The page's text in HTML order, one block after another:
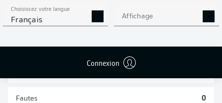
Choisissez votre langue
Français Affichage
Connexion
0
AÉRIENS
0
Fautes 0